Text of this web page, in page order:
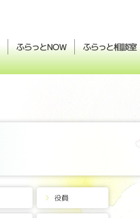
ふらっとNOW ふらっと相談室
役員